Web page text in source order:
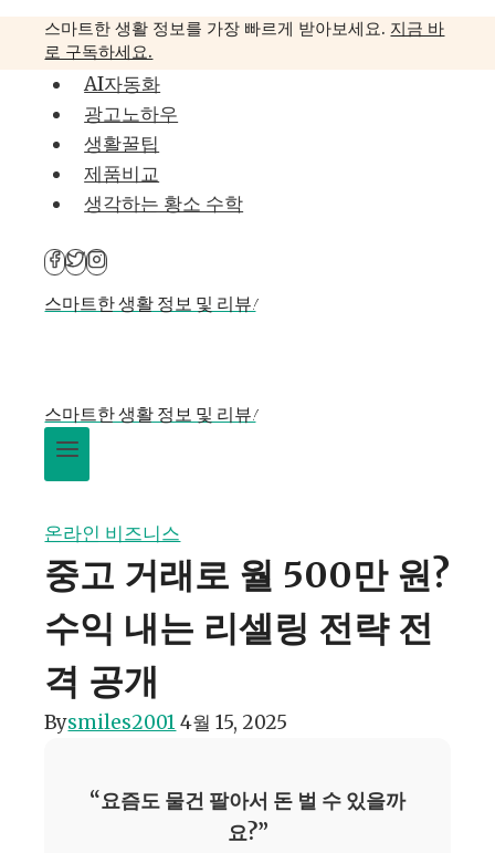
스마트한 생활 정보를 가장 빠르게 받아보세요. 지금 바
로 구독하세요.
AI자동화
광고노하우
생활꿀팁
제품비교
생각하는 황소 수학
스마트한 생활 정보 및 리뷰!
스마트한 생활 정보 및 리뷰!
온라인 비즈니스
중고 거래로 월 500만 원?
수익 내는 리셀링 전략 전
격 공개
Bysmiles2001 4월 15, 2025
“요즘도 물건 팔아서 돈 벌 수 있을까
요?”